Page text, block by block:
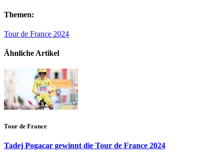
Themen:
Tour de France 2024
Ähnliche Artikel
Tour de France
Tadej Pogacar gewinnt die Tour de France 2024